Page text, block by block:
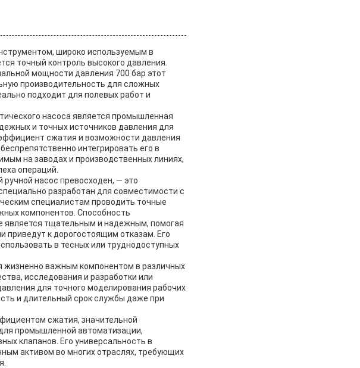
широко используемым в
точный контроль высокого давления.
мощности давления 700 бар этот
производительность для сложных
подходит для полевых работ и
насоса является промышленная
и точных источников давления для
сжатия и возможности давления
интегрировать его в
на заводах и производственных линиях,
операций.
насос превосходен, — это
разработан для совместимости с
специалистам проводить точные
компонентов. Способность
является тщательным и надежным, помогая
приведут к дорогостоящим отказам. Его
в тесных или труднодоступных
жизненно важным компонентом в различных
исследования и разработки или
для точного моделирования рабочих
и длительный срок службы даже при
сжатия, значительной
промышленной автоматизации,
клапанов. Его универсальность в
активом во многих отраслях, требующих